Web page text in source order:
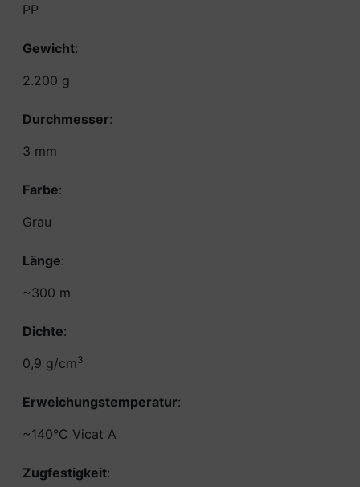
PP
Gewicht:
2.200 g
Durchmesser:
3 mm
Farbe:
Grau
Länge:
~300 m
Dichte:
0,9 g/cm3
Erweichungstemperatur:
~140°C Vicat A
Zugfestigkeit: